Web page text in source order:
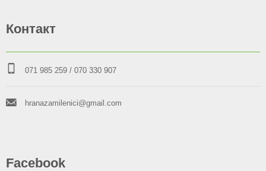
Контакт
071 985 259 / 070 330 907
hranazamilenici@gmail.com
Facebook